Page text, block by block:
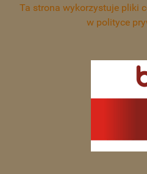
Ta strona wykorzystuje pliki
w polityce